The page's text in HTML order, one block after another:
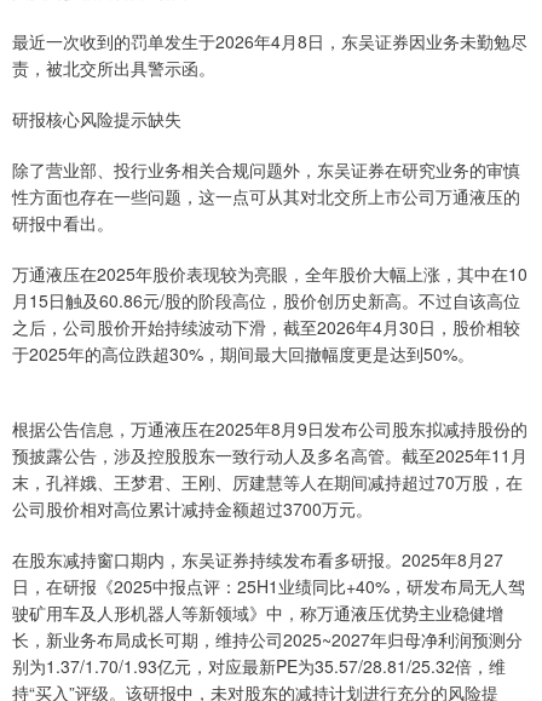
最近一次收到的罚单发生于2026年4月8日，东吴证券因业务未勤勉尽
责，被北交所出具警示函。
研报核心风险提示缺失
除了营业部、投行业务相关合规问题外，东吴证券在研究业务的审慎
性方面也存在一些问题，这一点可从其对北交所上市公司万通液压的
研报中看出。
万通液压在2025年股价表现较为亮眼，全年股价大幅上涨，其中在10
月15日触及60.86元/股的阶段高位，股价创历史新高。不过自该高位
之后，公司股价开始持续波动下滑，截至2026年4月30日，股价相较
于2025年的高位跌超30%，期间最大回撤幅度更是达到50%。
根据公告信息，万通液压在2025年8月9日发布公司股东拟减持股份的
预披露公告，涉及控股股东一致行动人及多名高管。截至2025年11月
末，孔祥娥、王梦君、王刚、厉建慧等人在期间减持超过70万股，在
公司股价相对高位累计减持金额超过3700万元。
在股东减持窗口期内，东吴证券持续发布看多研报。2025年8月27
日，在研报《2025中报点评：25H1业绩同比+40%，研发布局无人驾
驶矿用车及人形机器人等新领域》中，称万通液压优势主业稳健增
长，新业务布局成长可期，维持公司2025~2027年归母净利润预测分
别为1.37/1.70/1.93亿元，对应最新PE为35.57/28.81/25.32倍，维
持“买入”评级。该研报中，未对股东的减持计划进行充分的风险提